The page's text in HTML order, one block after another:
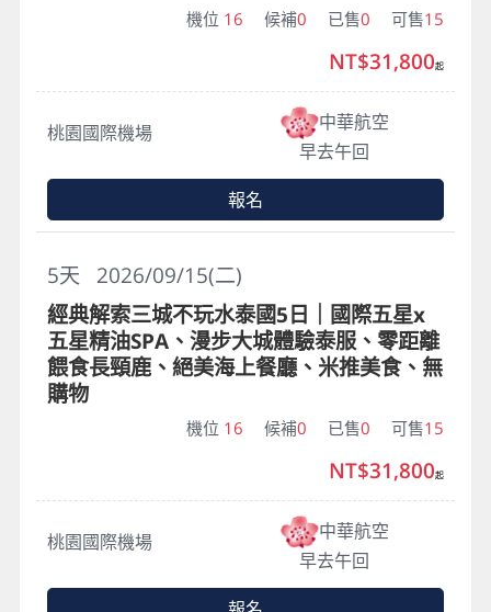
機位 16 候補0 已售0 可售15
桃園國際機場
中華航空
早去午回
NT$31,800起
報名
2026/09/15(二)
5天
經典解索三城不玩水泰國5日｜國際五星x
五星精油SPA、漫步大城體驗泰服、零距離
餵食長頸鹿、絕美海上餐廳、米推美食、無
購物
機位 16 候補0 已售0 可售15
桃園國際機場
中華航空
早去午回
NT$31,800起